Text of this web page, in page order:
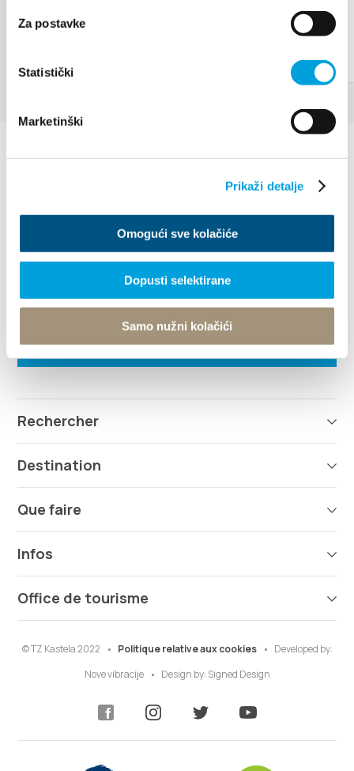
Za postavke
Statistički
Marketinški
Prikaži detalje
Omogući sve kolačiće
Dopusti selektirane
Samo nužni kolačići
Villa Nika, Kamberovo šetalište 30
+385 21 227 933
info@kastela-info.hr
Rechercher
Destination
Que faire
Infos
Office de tourisme
© TZ Kastela 2022 Politique relative aux cookies
Developed by:
Nove vibracije
Design by: Signed Design